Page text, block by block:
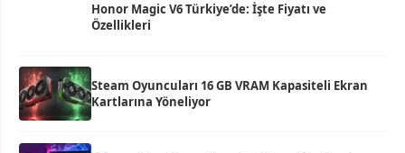
Honor Magic V6 Türkiye’de: İşte Fiyatı ve
Özellikleri
Steam Oyuncuları 16 GB VRAM Kapasiteli Ekran
Kartlarına Yöneliyor